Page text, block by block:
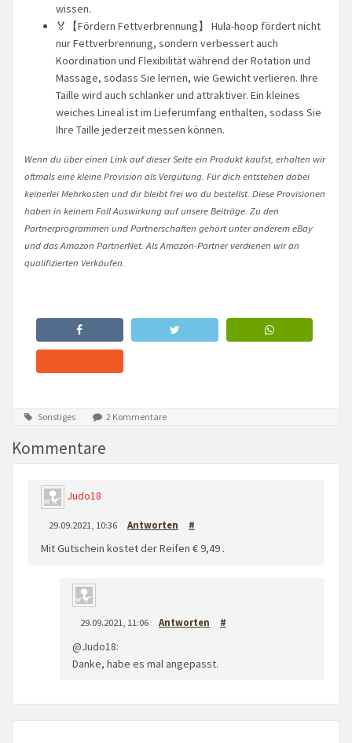
wissen.
🏅【Fördern Fettverbrennung】 Hula-hoop fördert nicht
nur Fettverbrennung, sondern verbessert auch
Koordination und Flexibilität während der Rotation und
Massage, sodass Sie lernen, wie Gewicht verlieren. Ihre
Taille wird auch schlanker und attraktiver. Ein kleines
weiches Lineal ist im Lieferumfang enthalten, sodass Sie
Ihre Taille jederzeit messen können.
Wenn du über einen Link auf dieser Seite ein Produkt kaufst, erhalten wir
oftmals eine kleine Provision als Vergütung. Für dich entstehen dabei
keinerlei Mehrkosten und dir bleibt frei wo du bestellst. Diese Provisionen
haben in keinem Fall Auswirkung auf unsere Beiträge. Zu den
Partnerprogrammen und Partnerschaften gehört unter anderem eBay
und das Amazon PartnerNet. Als Amazon-Partner verdienen wir an
qualifizierten Verkäufen.
Sonstiges 2 Kommentare
Kommentare
Judo18
29.09.2021, 10:36 Antworten #
Mit Gutschein kostet der Reifen € 9,49 .
29.09.2021, 11:06 Antworten #
@Judo18:
Danke, habe es mal angepasst.